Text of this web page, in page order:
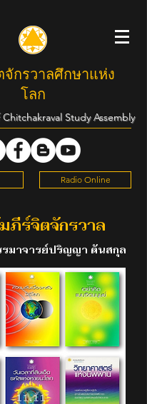
กรวาลศึกษาแห่ง
โลก
Study Assembly
Radio Online
ภีร์จิตจักรวาล
รมาจารย์ปริญญา ตันสกุล